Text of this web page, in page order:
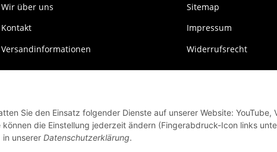
Sie den Einsatz folgender Dienste auf unserer Website: YouTube,
die Einstellung jederzeit ändern (Fingerabdruck-Icon links
in unserer Datenschutzerklärung.
Wir über uns
Kontakt
Versandinformationen
Sitemap
Impressum
Widerrufsrecht